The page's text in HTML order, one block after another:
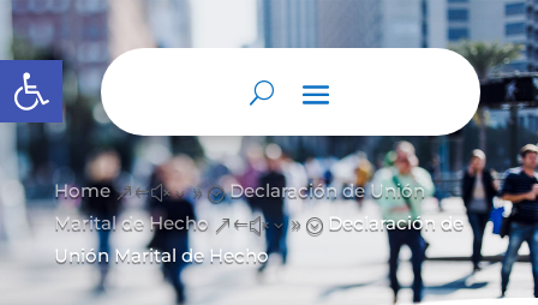
Abrir barra de herramientas
Home &#x39; Declaración de Unión
Marital de Hecho &#x39; Declaración de
Unión Marital de Hecho